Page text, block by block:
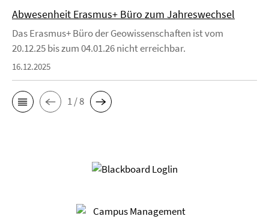
Abwesenheit Erasmus+ Büro zum Jahreswechsel
Das Erasmus+ Büro der Geowissenschaften ist vom
20.12.25 bis zum 04.01.26 nicht erreichbar.
16.12.2025
1 / 8